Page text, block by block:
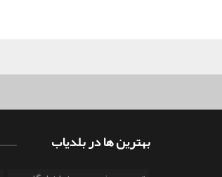
بهترین ها در بلدیاب